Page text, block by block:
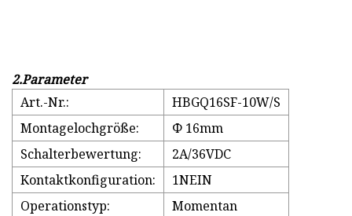
2.Parameter
Art.-Nr.:
HBGQ16SF-10W/S
Montagelochgröße:
Φ 16mm
Schalterbewertung:
2A/36VDC
Kontaktkonfiguration:
1NEIN
Operationstyp:
Momentan